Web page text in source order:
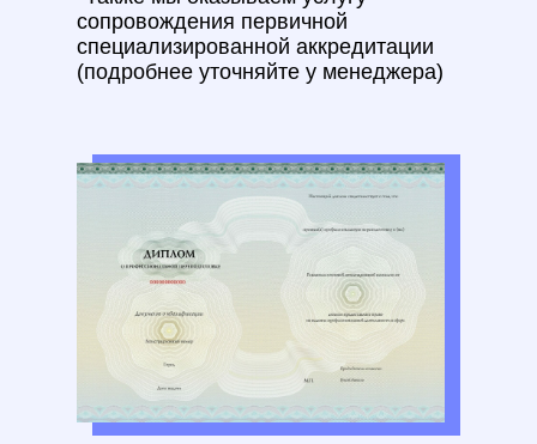
сопровождения первичной
специализированной аккредитации
(подробнее уточняйте у менеджера)